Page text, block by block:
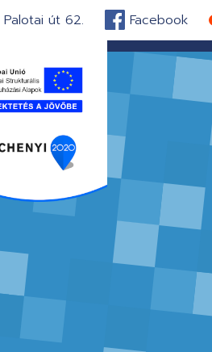
út 62. Facebook